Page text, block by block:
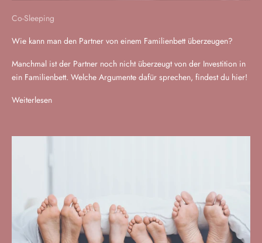
Co-Sleeping
Wie kann man den Partner von einem Familienbett überzeugen?
Manchmal ist der Partner noch nicht überzeugt von der Investition in
ein Familienbett. Welche Argumente dafür sprechen, findest du hier!
Weiterlesen